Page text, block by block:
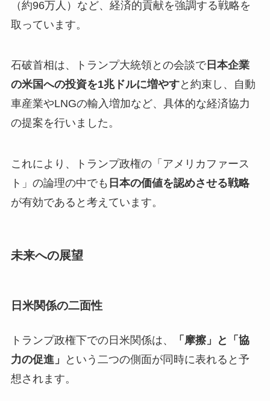
（約96万人）など、経済的貢献を強調する戦略を
取っています。
石破首相は、トランプ大統領との会談で日本企業
の米国への投資を1兆ドルに増やすと約束し、自動
車産業やLNGの輸入増加など、具体的な経済協力
の提案を行いました。
これにより、トランプ政権の「アメリカファース
ト」の論理の中でも 日本の価値を認めさせる戦略
が有効であると考えています。
未来への展望
日米関係の二面性
トランプ政権下での日米関係は、
「摩擦」と「協
力の促進」
という二つの側面が同時に表れると予
想されます。